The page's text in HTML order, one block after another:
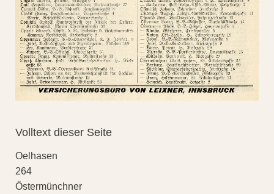
Volltext dieser Seite
Oelhasen
264
Östermünchner